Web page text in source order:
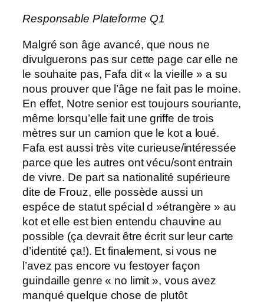
Responsable Plateforme Q1
Malgré son âge avancé, que nous ne
divulguerons pas sur cette page car elle ne
le souhaite pas, Fafa dit « la vieille » a su
nous prouver que l’âge ne fait pas le moine.
En effet, Notre senior est toujours souriante,
même lorsqu’elle fait une griffe de trois
mètres sur un camion que le kot a loué.
Fafa est aussi très vite curieuse/intéressée
parce que les autres ont vécu/sont entrain
de vivre. De part sa nationalité supérieure
dite de Frouz, elle possède aussi un
espéce de statut spécial d »étrangère » au
kot et elle est bien entendu chauvine au
possible (ça devrait être écrit sur leur carte
d’identité ça!). Et finalement, si vous ne
l’avez pas encore vu festoyer façon
guindaille genre « no limit », vous avez
manqué quelque chose de plutôt